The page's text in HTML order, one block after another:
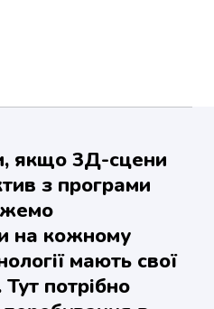
якщо 3Д-сцени
з програми
на кожному
мають свої
потрібно